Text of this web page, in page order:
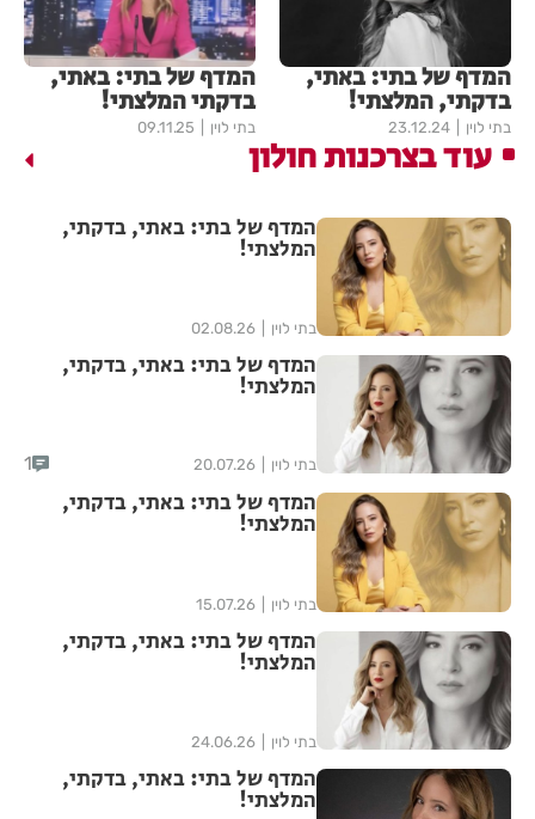
המדף של בתי: באתי,
בדקתי, המלצתי!
בתי לוין 23.12.24
המדף של בתי: באתי,
בדקתי המלצתי!
בתי לוין 09.11.25
עוד בצרכנות חולון
המדף של בתי: באתי, בדקתי,
המלצתי!
בתי לוין 02.08.26
המדף של בתי: באתי, בדקתי,
המלצתי!
בתי לוין 20.07.26
1
המדף של בתי: באתי, בדקתי,
המלצתי!
בתי לוין 15.07.26
המדף של בתי: באתי, בדקתי,
המלצתי!
בתי לוין 24.06.26
המדף של בתי: באתי, בדקתי,
המלצתי!